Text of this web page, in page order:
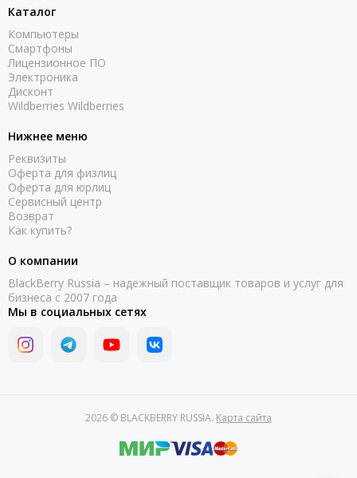
Каталог
Компьютеры
Смартфоны
Лицензионное ПО
Электроника
Дисконт
Wildberries Wildberries
Нижнее меню
Реквизиты
Оферта для физлиц
Оферта для юрлиц
Сервисный центр
Возврат
Как купить?
О компании
BlackBerry Russia – надежный поставщик товаров и услуг для
бизнеса с 2007 года
Мы в социальных сетях
2026 © BLACKBERRY RUSSIA. Карта сайта